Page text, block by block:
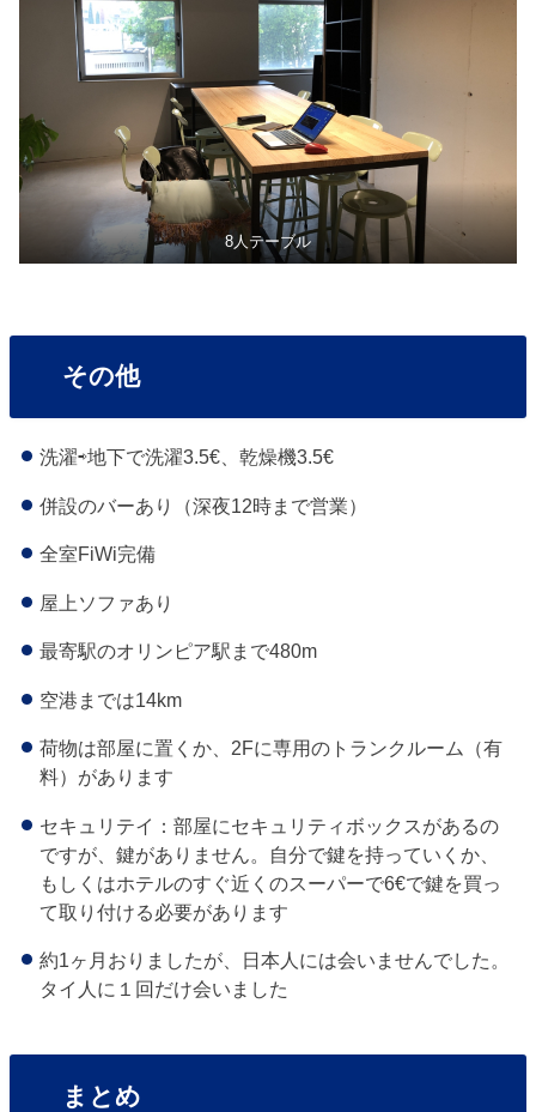
8人テーブル
その他
洗濯⇨地下で洗濯3.5€、乾燥機3.5€
併設のバーあり（深夜12時まで営業）
全室FiWi完備
屋上ソファあり
最寄駅のオリンピア駅まで480m
空港までは14km
荷物は部屋に置くか、2Fに専用のトランクルーム（有
料）があります
セキュリテイ：部屋にセキュリティボックスがあるの
ですが、鍵がありません。自分で鍵を持っていくか、
もしくはホテルのすぐ近くのスーパーで6€で鍵を買っ
て取り付ける必要があります
約1ヶ月おりましたが、日本人には会いませんでした。
タイ人に１回だけ会いました
まとめ